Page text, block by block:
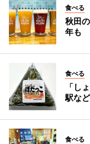
食べる
秋田
年も
食べる
「し
駅な
食べる